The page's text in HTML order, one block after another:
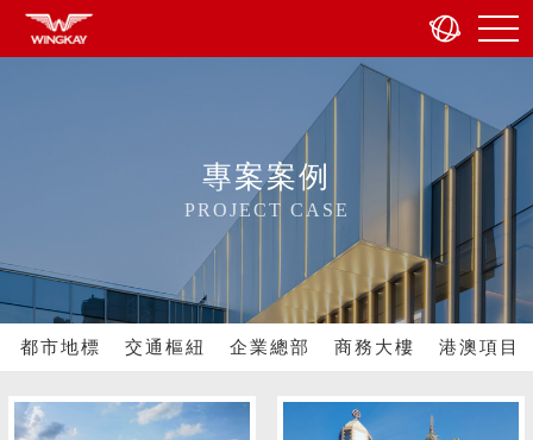
專案案例
PROJECT CASE
都市地標 交通樞紐 企業總部 商務大樓 港澳項目